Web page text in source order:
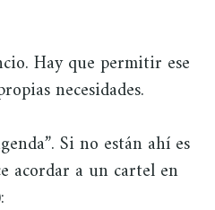
Hay que permitir ese
necesidades.
Si no están ahí es
acordar a un cartel en